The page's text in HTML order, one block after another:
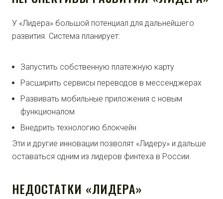
У «Лидера» большой потенциал для дальнейшего
развития. Система планирует:
Запустить собственную платежную карту
Расширить сервисы переводов в мессенджерах
Развивать мобильные приложения с новым
функционалом
Внедрить технологию блокчейн
Эти и другие инновации позволят «Лидеру» и дальше
оставаться одним из лидеров финтеха в России.
НЕДОСТАТКИ «ЛИДЕРА»